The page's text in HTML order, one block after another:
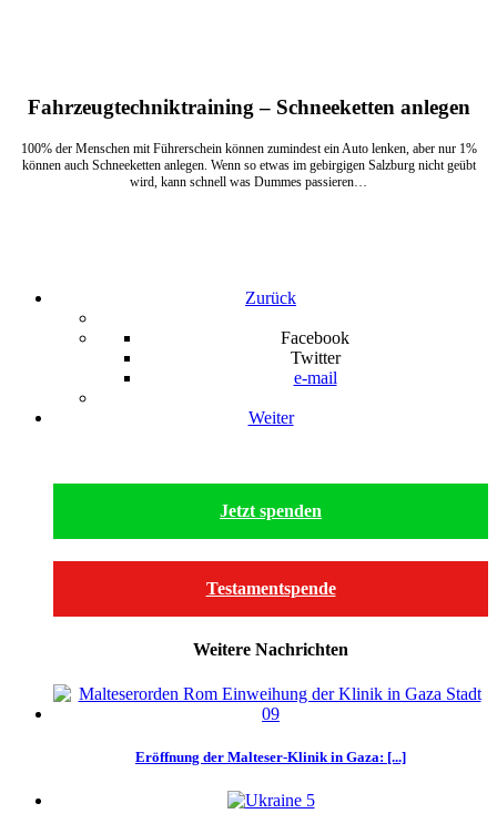
Fahrzeugtechniktraining – Schneeketten anlegen
100% der Menschen mit Führerschein können zumindest ein Auto lenken, aber nur 1%
können auch Schneeketten anlegen. Wenn so etwas im gebirgigen Salzburg nicht geübt
wird, kann schnell was Dummes passieren…
Zurück
Facebook
Twitter
e-mail
Weiter
Jetzt spenden
Testamentspende
Weitere Nachrichten
Eröffnung der Malteser-Klinik in Gaza: [...]